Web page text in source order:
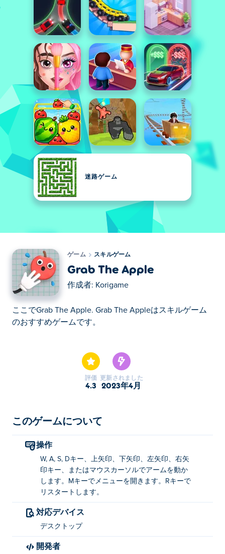
迷路ゲーム
ゲーム スキルゲーム
Grab The Apple
作成者: Korigame
ここでGrab The Apple. Grab The Appleはスキルゲーム
のおすすめゲームです。
評価
4.3
更新されました
2023年4月
このゲームについて
操作
W, A, S, Dキー、上矢印、下矢印、左矢印、右矢
印キー、またはマウスカーソルでアームを動か
します。Mキーでメニューを開きます。Rキーで
リスタートします。
対応デバイス
デスクトップ
開発者